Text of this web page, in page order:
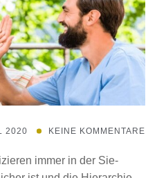
2020 KEINE KOMMENTARE
immer in der Sie-